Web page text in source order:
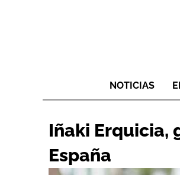
NOTICIAS
Iñaki Erquicia,
España